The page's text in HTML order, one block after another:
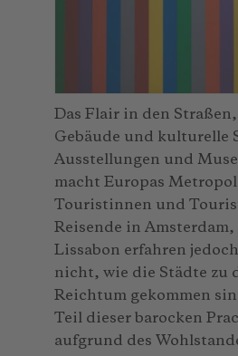
Das Flair in den
Gebäude und kulturelle
Ausstellungen und
macht Europas
Touristinnen und
Reisende in Amsterdam,
Lissabon erfahren
nicht, wie die Städte zu
Reichtum gekommen
Teil dieser barocken
aufgrund des